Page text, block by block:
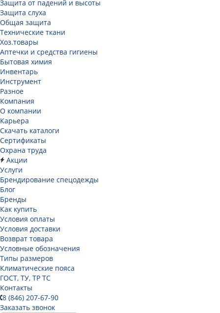
Защита от падений и высоты
Защита слуха
Общая защита
Технические ткани
Хоз.товары
Аптечки и средства гигиены
Бытовая химия
Инвентарь
Инструмент
Разное
Компания
О компании
Карьера
Cкачать каталоги
Сертификаты
Охрана труда
Акции
Услуги
Брендирование спецодежды
Блог
Бренды
Как купить
Условия оплаты
Условия доставки
Возврат товара
Условные обозначения
Типы размеров
Климатические пояса
ГОСТ, ТУ, ТР ТС
Контакты
8 (846) 207-67-90
Заказать звонок